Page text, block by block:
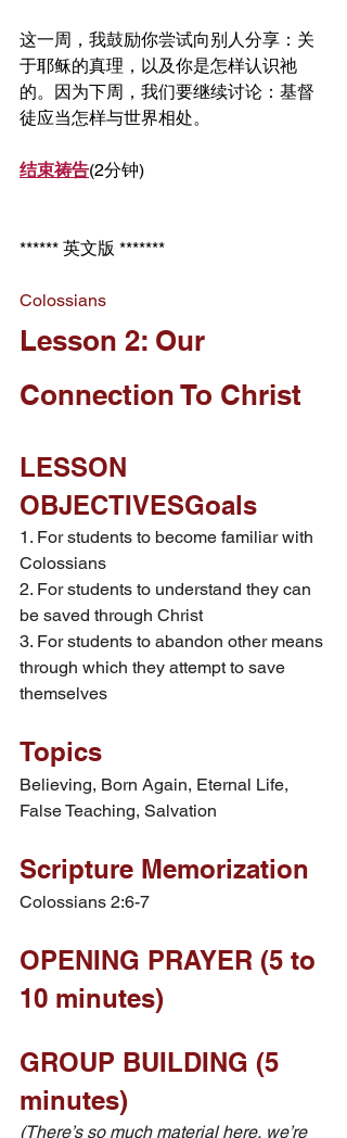
这一周，我鼓励你尝试向别人分享：关
于耶稣的真理，以及你是怎样认识祂
的。因为下周，我们要继续讨论：基督
徒应当怎样与世界相处。
结束祷告(2分钟)
****** 英文版 *******
Colossians
Lesson 2: Our
Connection To Christ
LESSON
OBJECTIVESGoals
1. For students to become familiar with
Colossians
2. For students to understand they can
be saved through Christ
3. For students to abandon other means
through which they attempt to save
themselves
Topics
Believing, Born Again, Eternal Life,
False Teaching, Salvation
Scripture Memorization
Colossians 2:6-7
OPENING PRAYER (5 to
10 minutes)
GROUP BUILDING (5
minutes)
(There’s so much material here, we’re